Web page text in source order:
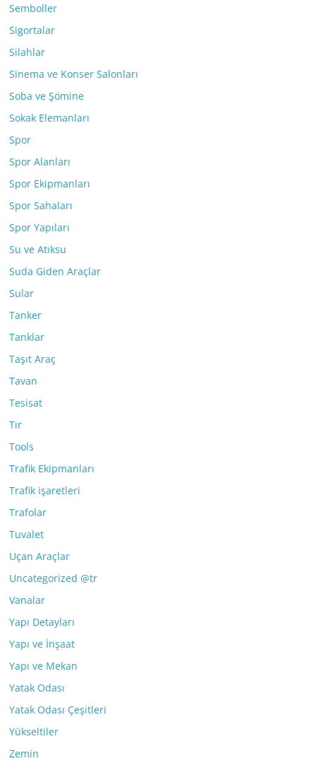
Semboller
Sigortalar
Silahlar
Sinema ve Konser Salonları
Soba ve Şömine
Sokak Elemanları
Spor
Spor Alanları
Spor Ekipmanları
Spor Sahaları
Spor Yapıları
Su ve Atıksu
Suda Giden Araçlar
Sular
Tanker
Tanklar
Taşıt Araç
Tavan
Tesisat
Tır
Tools
Trafik Ekipmanları
Trafik işaretleri
Trafolar
Tuvalet
Uçan Araçlar
Uncategorized @tr
Vanalar
Yapı Detayları
Yapı ve İnşaat
Yapı ve Mekan
Yatak Odası
Yatak Odası Çeşitleri
Yükseltiler
Zemin